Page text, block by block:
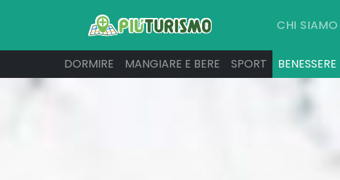
CHI SIAMO
DORMIRE MANGIARE E BERE SPORT BENESSERE